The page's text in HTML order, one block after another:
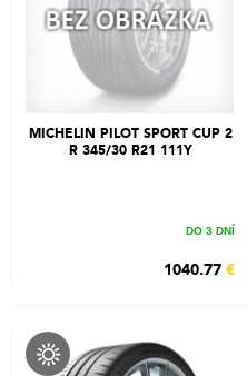
MICHELIN PILOT SPORT CUP 2
R 345/30 R21 111Y
DO 3 DNÍ
1040.77 €